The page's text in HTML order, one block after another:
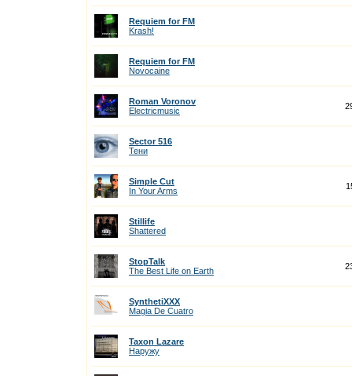
Requiem for FM
Krash!
Requiem for FM
Novocaine
Roman Voronov
Electricmusic
Sector 516
Тени
Simple Cut
In Your Arms
Stillife
Shattered
StopTalk
The Best Life on Earth
SynthetiXXX
Magia De Cuatro
Taxon Lazare
Наружу